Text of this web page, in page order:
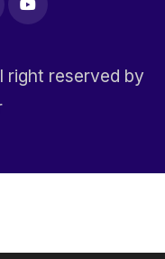
right reserved by